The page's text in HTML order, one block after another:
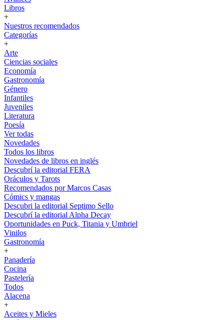
Libros
+
Nuestros recomendados
Categorías
+
Arte
Ciencias sociales
Economía
Gastronomía
Género
Infantiles
Juveniles
Literatura
Poesía
Ver todas
Novedades
Todos los libros
Novedades de libros en inglés
Descubrí la editorial FERA
Oráculos y Tarots
Recomendados por Marcos Casas
Cómics y mangas
Descubri la editorial Septimo Sello
Descubrí la editorial Alpha Decay
Oportunidades en Puck, Titania y Umbriel
Vinilos
Gastronomía
+
Panadería
Cocina
Pastelería
Todos
Alacena
+
Aceites y Mieles